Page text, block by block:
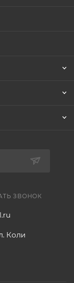
ЗВОНОК
Коли